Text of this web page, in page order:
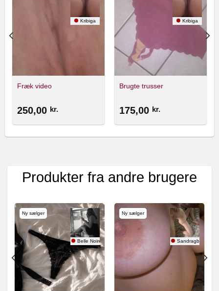
Kribiga
Fræk video
250,00 kr.
Kribiga
Brugte trusser
175,00 kr.
Produkter fra andre brugere
Ny sælger
Belle Noire
Ny sælger
Sandragbg93